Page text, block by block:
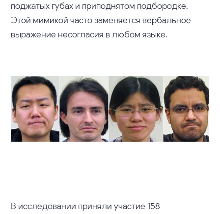
поджатых губах и приподнятом подбородке.
Этой мимикой часто заменяется вербальное
выражение несогласия в любом языке.
В исследовании приняли участие 158